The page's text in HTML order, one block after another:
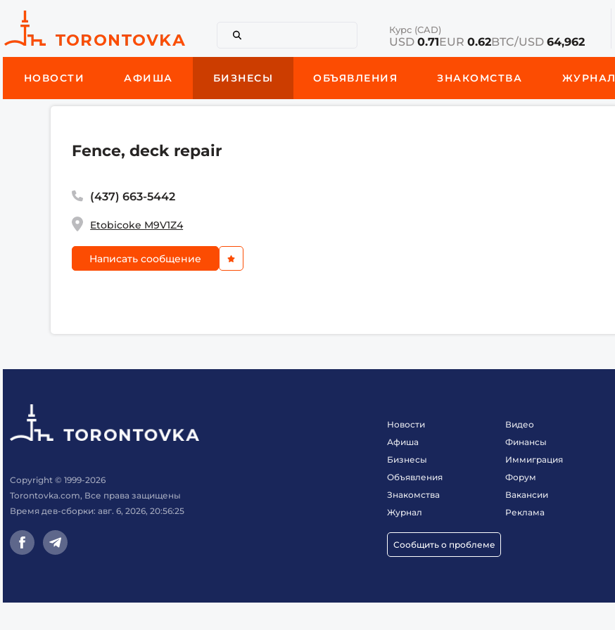
Курс (CAD)
USD 0.71EUR 0.62BTC/USD 64,962
НОВОСТИ АФИША БИЗНЕСЫ ОБЪЯВЛЕНИЯ ЗНАКОМСТВА ЖУРНАЛ
Fence, deck repair
(437) 663-5442
Etobicoke M9V1Z4
Написать сообщение
Copyright © 1999-2026
Torontovka.com, Все права защищены
Время дев-сборки: авг. 6, 2026, 20:56:25
Новости
Афиша
Бизнесы
Объявления
Знакомства
Журнал
Сообщить о проблеме
Видео
Финансы
Иммиграция
Форум
Вакансии
Реклама